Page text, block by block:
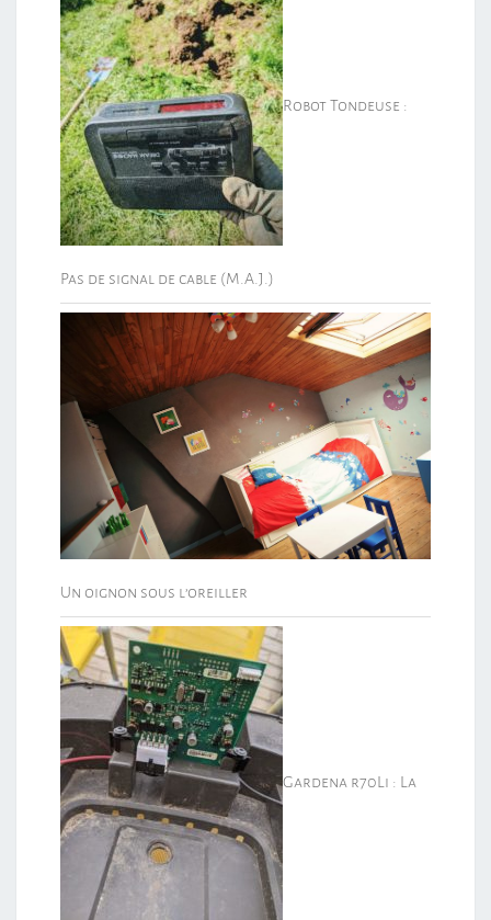
Robot Tondeuse :
Pas de signal de cable (M.A.J.)
Un oignon sous l’oreiller
Gardena r70Li : La